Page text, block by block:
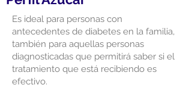
Es ideal para personas con
antecedentes de diabetes en la familia,
también para aquellas personas
diagnosticadas que permitirá saber si el
tratamiento que está recibiendo es
efectivo.